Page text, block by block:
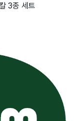
3종 세트